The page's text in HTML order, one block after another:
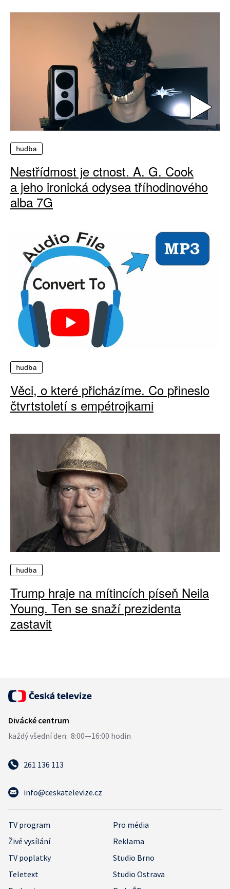
hudba
Nestřídmost je ctnost. A. G. Cook
a jeho ironická odysea tříhodinového
alba 7G
hudba
Věci, o které přicházíme. Co přineslo
čtvrtstoletí s empétrojkami
hudba
Trump hraje na mítincích píseň Neila
Young. Ten se snaží prezidenta
zastavit
261 136 113
info@ceskatelevize.cz
TV program
Pro média
Živé vysílání
Reklama
TV poplatky
Studio Brno
Teletext
Studio Ostrava